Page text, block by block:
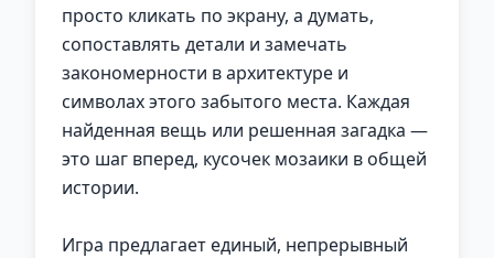
просто кликать по экрану, а думать,
сопоставлять детали и замечать
закономерности в архитектуре и
символах этого забытого места. Каждая
найденная вещь или решенная загадка —
это шаг вперед, кусочек мозаики в общей
истории.
Игра предлагает единый, непрерывный